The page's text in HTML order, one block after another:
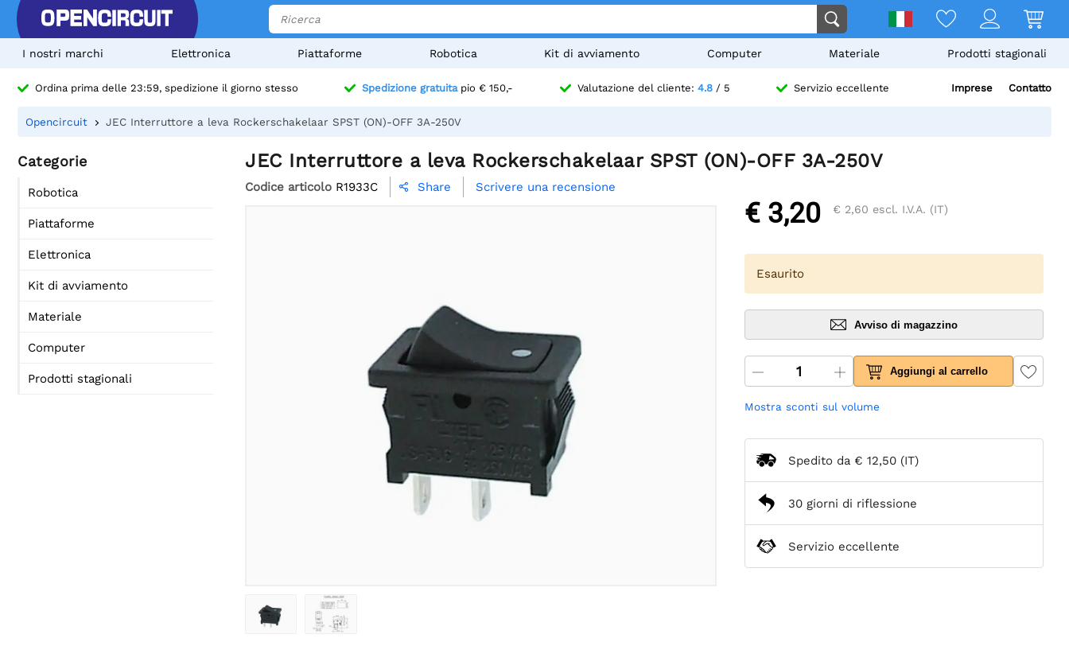
I nostri marchi Elettronica Piattaforme Robotica Kit di avviamento Computer Materiale Prodotti stagionali
Ordina prima delle 23:59, spedizione il giorno stesso Spedizione gratuitapio € 150,- Valutazione del cliente: 4.8/ 5 Servizio eccellente Imprese Contatto
Opencircuit JEC Interruttore a leva Rockerschakelaar SPST (ON)-OFF 3A-250V
Categorie
Robotica
Piattaforme
Elettronica
Kit di avviamento
Materiale
Computer
Prodotti stagionali
JEC Interruttore a leva Rockerschakelaar SPST (ON)-OFF 3A-250V
Codice articolo R1933C  Share Scrivere una recensione
€ 3,20 € 2,60 escl. I.V.A. (IT)
Esaurito
Avviso di magazzino
Aggiungi al carrello
Mostra sconti sul volume
Spedito da € 12,50 (IT)
30 giorni di riflessione
Servizio eccellente